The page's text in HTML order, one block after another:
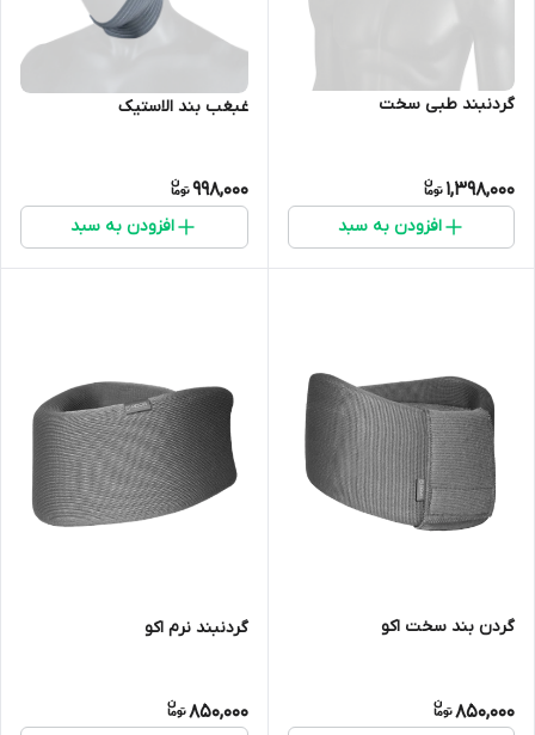
گردنبند طبی سخت
1,398,000
افزودن به سبد
غبغب بند الاستیک
998,000
افزودن به سبد
گردن بند سخت اکو
850,000
گردنبند نرم اکو
850,000